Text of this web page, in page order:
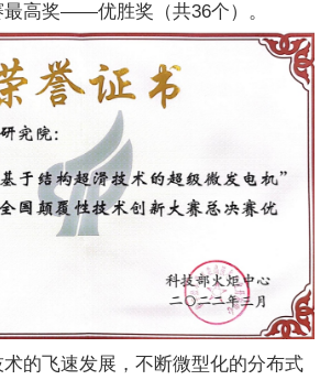
最高奖——优胜奖（共36个）。
的飞速发展，不断微型化的分布式